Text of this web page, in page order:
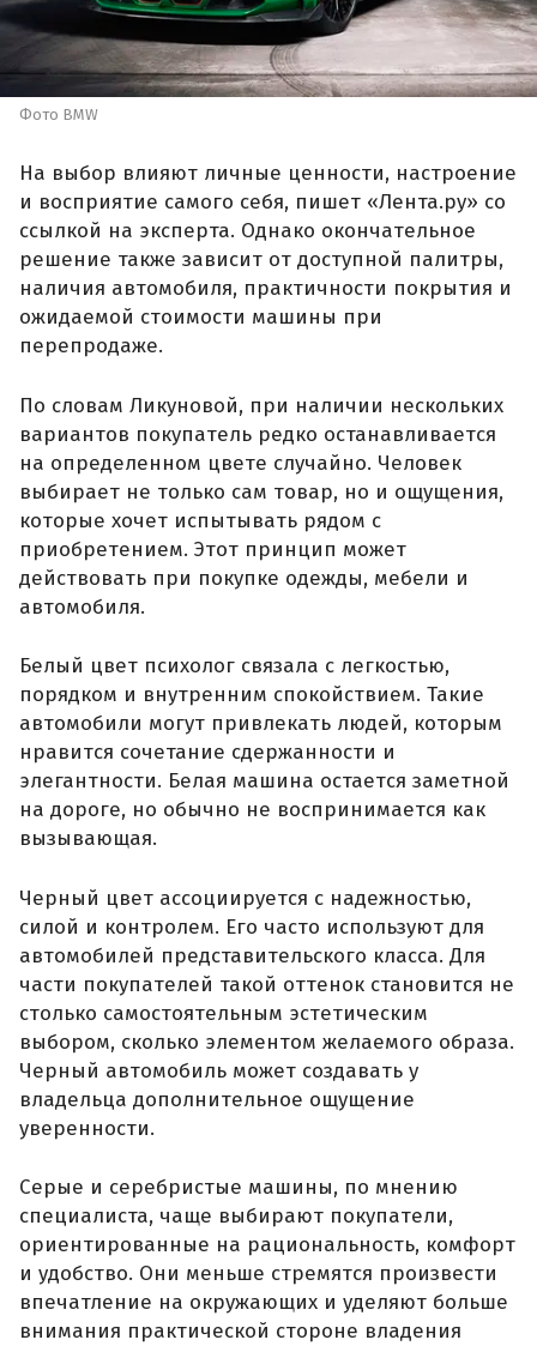
Фото BMW
На выбор влияют личные ценности, настроение
и восприятие самого себя, пишет «Лента.ру» со
ссылкой на эксперта. Однако окончательное
решение также зависит от доступной палитры,
наличия автомобиля, практичности покрытия и
ожидаемой стоимости машины при
перепродаже.
По словам Ликуновой, при наличии нескольких
вариантов покупатель редко останавливается
на определенном цвете случайно. Человек
выбирает не только сам товар, но и ощущения,
которые хочет испытывать рядом с
приобретением. Этот принцип может
действовать при покупке одежды, мебели и
автомобиля.
Белый цвет психолог связала с легкостью,
порядком и внутренним спокойствием. Такие
автомобили могут привлекать людей, которым
нравится сочетание сдержанности и
элегантности. Белая машина остается заметной
на дороге, но обычно не воспринимается как
вызывающая.
Черный цвет ассоциируется с надежностью,
силой и контролем. Его часто используют для
автомобилей представительского класса. Для
части покупателей такой оттенок становится не
столько самостоятельным эстетическим
выбором, сколько элементом желаемого образа.
Черный автомобиль может создавать у
владельца дополнительное ощущение
уверенности.
Серые и серебристые машины, по мнению
специалиста, чаще выбирают покупатели,
ориентированные на рациональность, комфорт
и удобство. Они меньше стремятся произвести
впечатление на окружающих и уделяют больше
внимания практической стороне владения